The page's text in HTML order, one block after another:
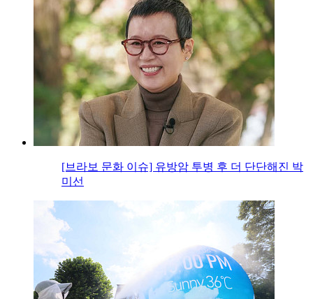
[브라보 문화 이슈] 유방암 투병 후 더 단단해진 박
미선